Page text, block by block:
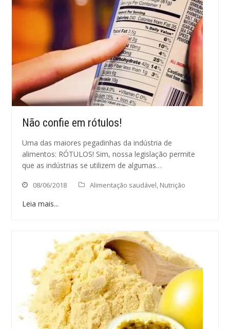
Não confie em rótulos!
Uma das maiores pegadinhas da indústria de
alimentos: RÓTULOS! Sim, nossa legislação permite
que as indústrias se utilizem de algumas…
08/06/2018 Alimentação saudável, Nutrição
Leia mais...